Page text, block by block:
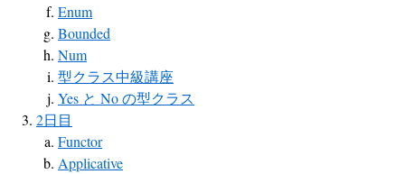
Enum
Bounded
Num
型クラス中級講座
Yes と No の型クラス
2日目
Functor
Applicative